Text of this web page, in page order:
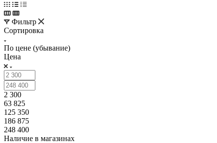
Фильтр
Сортировка
По цене (убывание)
Цена
2 300
63 825
125 350
186 875
248 400
Наличие в магазинах